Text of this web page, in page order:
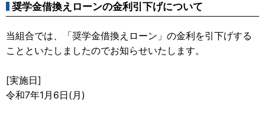
奨学金借換えローンの金利引下げについて
当組合では、「奨学金借換えローン」の金利を引下げする
ことといたしましたのでお知らせいたします。
[実施日]
令和7年1月6日(月)